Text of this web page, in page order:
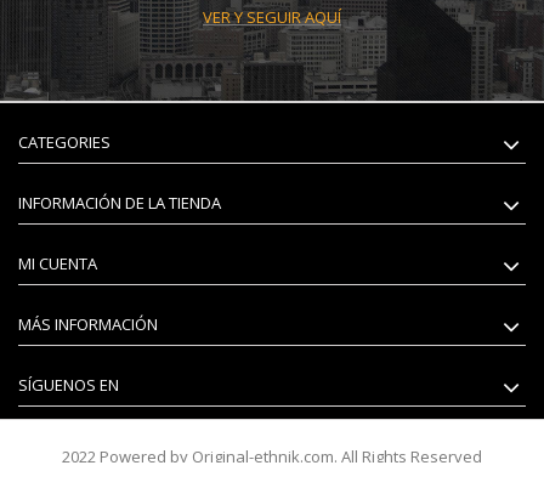
VER Y SEGUIR AQUÍ
CATEGORIES
INFORMACIÓN DE LA TIENDA
MI CUENTA
MÁS INFORMACIÓN
SÍGUENOS EN
2022 Powered by Original-ethnik.com. All Rights Reserved